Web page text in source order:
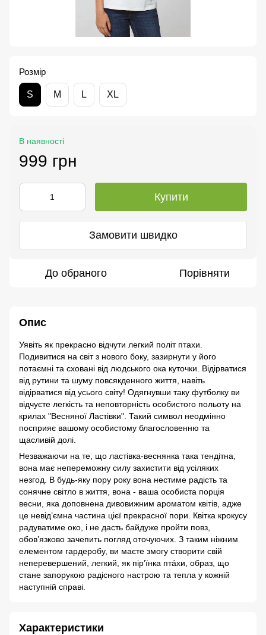
Розмір
S M L XL
В наявності
999 грн
Купити
Замовити швидко
До обраного Порівняти
Опис
Уявіть як прекрасно відчути легкий політ птахи.
Подивитися на світ з нового боку, зазирнути у його
потаємні та сховані від людського ока куточки. Відірватися
від рутини та шуму повсякденного життя, навіть
відірватися від усього світу! Одягнувши таку футболку ви
відчуєте легкість та неповторність особистого польоту на
крилах "Весняної Ластівки". Такий символ неодмінно
посприяє вашому особистому благословенню та
щасливій долі.
Незважаючи на те, що ластівка-веснянка така тендітна,
вона має непереможну силу захистити від усіляких
незгод. В будь-яку пору року вона нестиме радість та
сонячне світло в життя, вона - ваша особиста порція
весни, яка доповнена дивовижним ароматом квітів, адже
це невід’ємна частина цієї прекрасної пори. Квітка крокусу
радуватиме око, і не дасть байдуже пройти повз,
обов’язково зачепить погляд оточуючих. З таким ніжним
елементом гардеробу, ви маєте змогу створити свій
неперевершений, легкий, як пір’їнка птáхи, образ, що
стане запорукою радісного настрою та тепла у кожній
наступній справі.
Характеристики